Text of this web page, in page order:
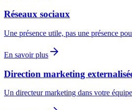
Réseaux sociaux
Une présence utile, pas une présence
En savoir plus
Direction marketing
Un directeur marketing dans votre